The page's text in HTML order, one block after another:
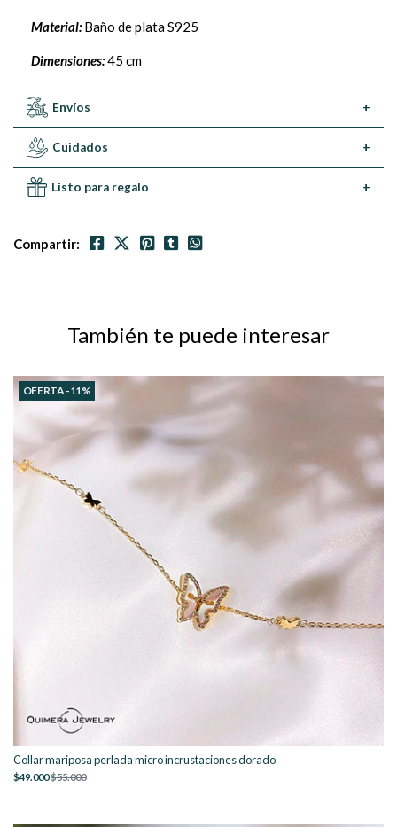
Material:Baño de plata S925
Dimensiones:45 cm
Envíos +
Cuidados +
Listo para regalo +
Compartir:
También te puede interesar
OFERTA -11%
Collar mariposa perlada micro incrustaciones dorado
$49.000$55.000